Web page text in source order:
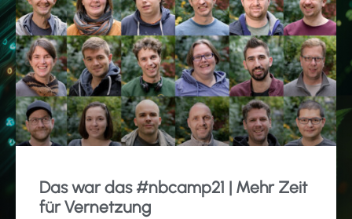
Das war das #nbcamp21 | Mehr Zeit
für Vernetzung